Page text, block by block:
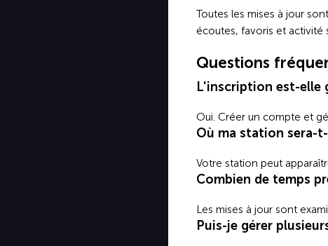
Toutes les mises à jour
écoutes, favoris et activité
Questions
L'inscription est-elle
Oui. Créer un compte et
Où ma station sera-
Votre station peut
Combien de temps
Les mises à jour sont
Puis-je gérer